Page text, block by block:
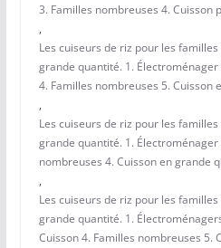
3. Familles nombreuses 4. Cuisson
,
Les cuiseurs de riz pour les
grande quantité. 1. Électroménager
4. Familles nombreuses 5. Cuisson
,
Les cuiseurs de riz pour les
grande quantité. 1. Électroménager
nombreuses 4. Cuisson en grande
,
Les cuiseurs de riz pour les
grande quantité. 1.
Cuisson 4. Familles nombreuses 5.